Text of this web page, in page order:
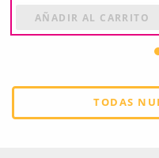
AÑADIR AL CARRITO
TODAS